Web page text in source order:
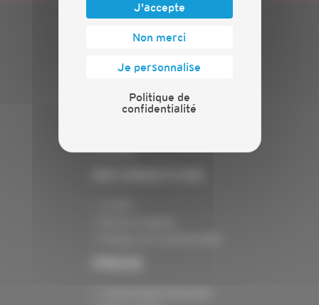
PLAN DU SITE
Actualités
Présentation
Contact
J'accepte
Non merci
Je personnalise
Politique de
confidentialité